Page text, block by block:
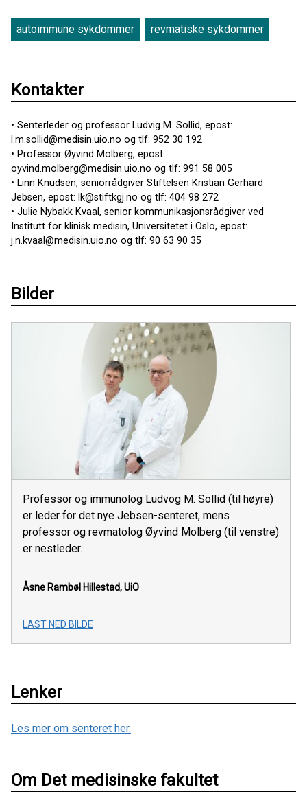
autoimmune sykdommer revmatiske sykdommer
Kontakter
• Senterleder og professor Ludvig M. Sollid, epost:
l.m.sollid@medisin.uio.no og tlf: 952 30 192
• Professor Øyvind Molberg, epost:
oyvind.molberg@medisin.uio.no og tlf: 991 58 005
• Linn Knudsen, seniorrådgiver Stiftelsen Kristian Gerhard
Jebsen, epost: lk@stiftkgj.no og tlf: 404 98 272
• Julie Nybakk Kvaal, senior kommunikasjonsrådgiver ved
Institutt for klinisk medisin, Universitetet i Oslo, epost:
j.n.kvaal@medisin.uio.no og tlf: 90 63 90 35
Bilder
Professor og immunolog Ludvog M. Sollid (til høyre)
er leder for det nye Jebsen-senteret, mens
professor og revmatolog Øyvind Molberg (til venstre)
er nestleder.
Åsne Rambøl Hillestad, UiO
LAST NED BILDE
Lenker
Les mer om senteret her.
Om Det medisinske fakultet